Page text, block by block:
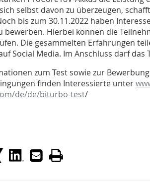
selbst davon zu überzeugen,
bis zum 30.11.2022 haben
bewerben. Hierbei können die
Die gesammelten Erfahrungen
Social Media. Im Anschluss darf
zum Test sowie zur
finden Interessierte unter
de/de/biturbo-test/